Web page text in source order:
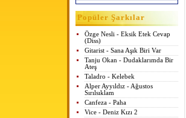
Popüler Şarkılar
Özge Nesli - Eksik Etek Cevap
(Diss)
Gitarist - Sana Aşık Biri Var
Tanju Okan - Dudaklarımda Bir
Ateş
Taladro - Kelebek
Alper Ayyıldız - Ağustos
Sırılsıklam
Canfeza - Paha
Vice - Deniz Kızı 2